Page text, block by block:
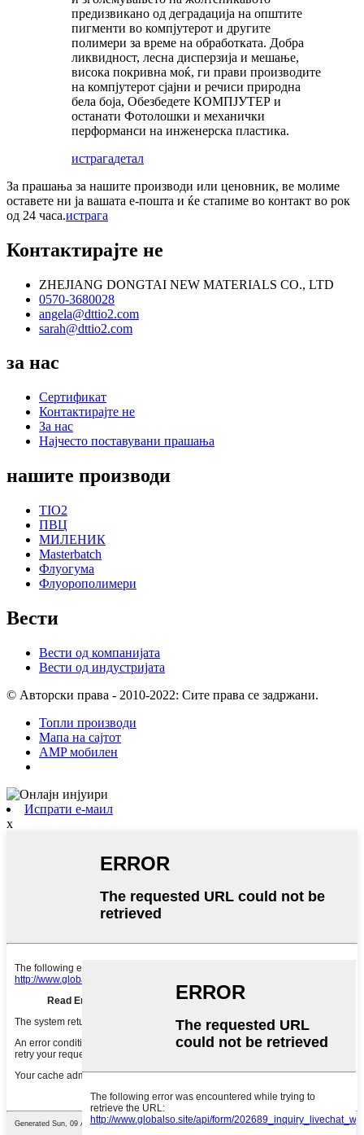
предизвикано од деградација на општите
пигменти во компјутерот и другите
полимери за време на обработката. Добра
ликвидност, лесна дисперзија и мешање,
висока покривна моќ, ги прави производите
на компјутерот сјајни и речиси природна
бела боја, Обезбедете КОМПЈУТЕР и
останати Фотолошки и механички
перформанси на инженерска пластика.
истрагадетал
За прашања за нашите производи или ценовник, ве молиме
оставете ни ја вашата е-пошта и ќе стапиме во контакт во рок
од 24 часа.истрага
Контактирајте не
ZHEJIANG DONGTAI NEW MATERIALS CO., LTD
0570-3680028
angela@dttio2.com
sarah@dttio2.com
за нас
Сертификат
Контактирајте не
За нас
Најчесто поставувани прашања
нашите производи
TIO2
ПВЦ
МИЛЕНИК
Masterbatch
Флуогума
Флуорополимери
Вести
Вести од компанијата
Вести од индустријата
© Авторски права - 2010-2022: Сите права се задржани.
Топли производи
Мапа на сајтот
AMP мобилен
Испрати е-маил
x